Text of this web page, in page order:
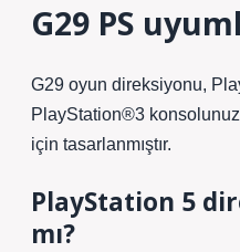
G29 PS
G29 oyun direksiyonu,
PlayStation®3
için tasarlanmıştır.
PlayStation 5
mı?